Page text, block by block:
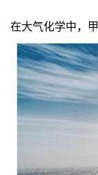
在大气化学中，